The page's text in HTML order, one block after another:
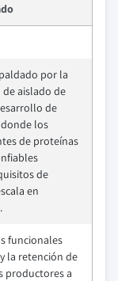
por la
aislado de
de
los
de proteínas
de
en
funcionales
la retención de
productores a